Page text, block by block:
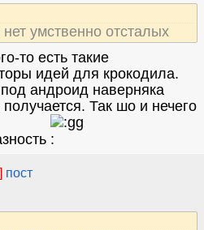
умственно отсталых
то есть такие
идей для крокодила.
андроид наверняка
Так шо и нечего
пост